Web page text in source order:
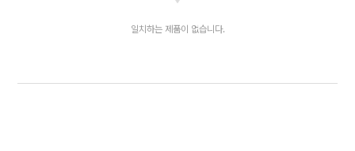
일치하는 제품이 없습니다.